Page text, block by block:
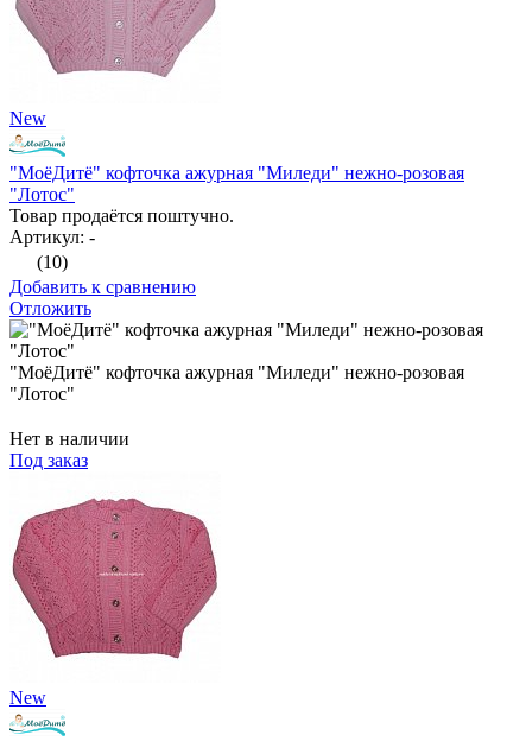
New
"МоёДитё" кофточка ажурная "Миледи" нежно-розовая
"Лотос"
Товар продаётся поштучно.
Артикул: -
(10)
Добавить к сравнению
Отложить
"МоёДитё" кофточка ажурная "Миледи" нежно-розовая
"Лотос"
Нет в наличии
Под заказ
New